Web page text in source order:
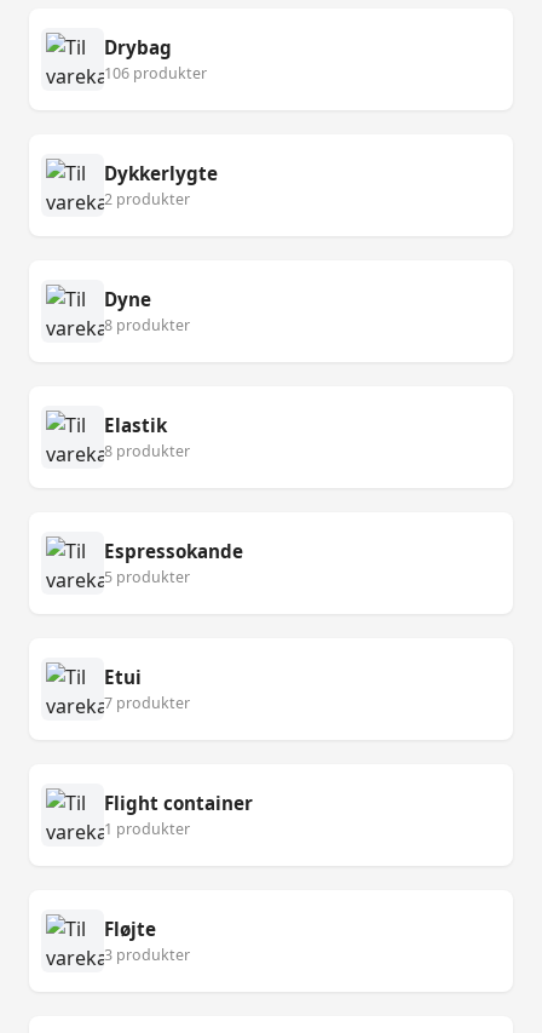
Drybag
106 produkter
Dykkerlygte
2 produkter
Dyne
8 produkter
Elastik
8 produkter
Espressokande
5 produkter
Etui
7 produkter
Flight container
1 produkter
Fløjte
3 produkter